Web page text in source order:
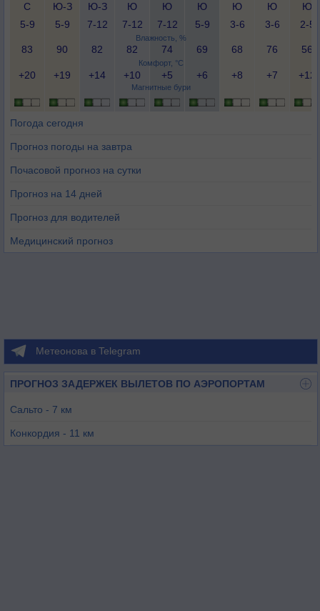
Влажность, %
Комфорт, °C
Магнитные бури
С
5-9
Ю-З
5-9
Ю-З
7-12
Ю
7-12
Ю
7-12
Ю
5-9
Ю
3-6
Ю
3-6
Ю
2-5
83 90 82 82 74 69 68 76 56
+20 +19 +14 +10 +5 +6 +8 +7 +12
Погода сегодня
Прогноз погоды на завтра
Почасовой прогноз на сутки
Прогноз на 14 дней
Прогноз для водителей
Медицинский прогноз
Метеонова в Telegram
ПРОГНОЗ ЗАДЕРЖЕК ВЫЛЕТОВ ПО АЭРОПОРТАМ
Сальто - 7 км
Конкордия - 11 км